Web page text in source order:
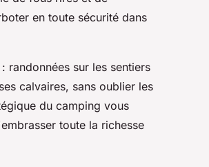
en toute sécurité dans
randonnées sur les sentiers
calvaires, sans oublier les
du camping vous
toute la richesse